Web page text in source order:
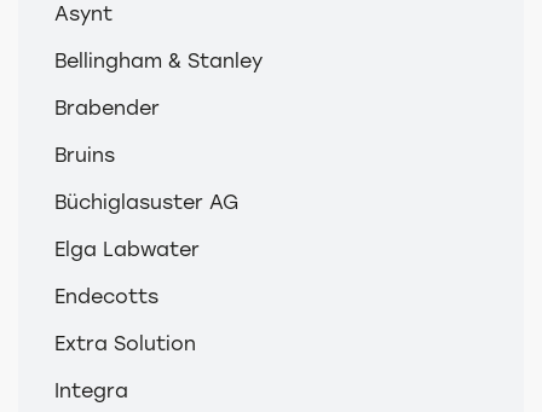
Asynt
Bellingham & Stanley
Brabender
Bruins
Büchiglasuster AG
Elga Labwater
Endecotts
Extra Solution
Integra